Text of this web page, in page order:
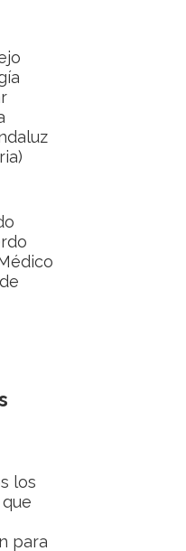
los
para